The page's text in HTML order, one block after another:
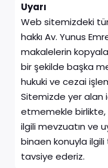
Uyarı
Web sitemizdeki
hakkı Av. Yunus
makalelerin
bir şekilde başka
hukuki ve cezai
Sitemizde yer alan
etmemekle birlikte,
ilgili mevzuatın ve
binaen konuyla
tavsiye ederiz.